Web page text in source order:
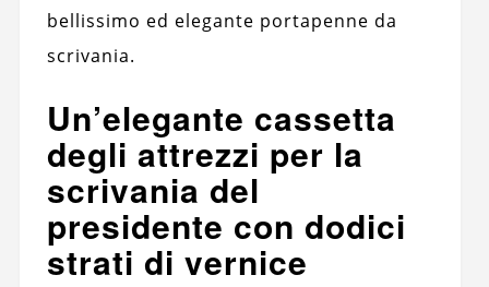
bellissimo ed elegante portapenne da
scrivania.
Un’elegante cassetta
degli attrezzi per la
scrivania del
presidente con dodici
strati di vernice